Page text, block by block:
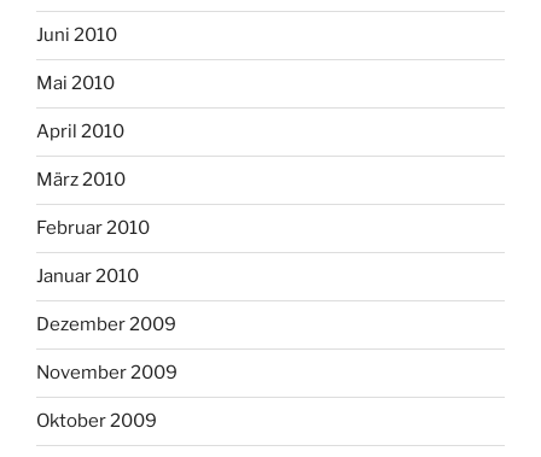
Juni 2010
Mai 2010
April 2010
März 2010
Februar 2010
Januar 2010
Dezember 2009
November 2009
Oktober 2009